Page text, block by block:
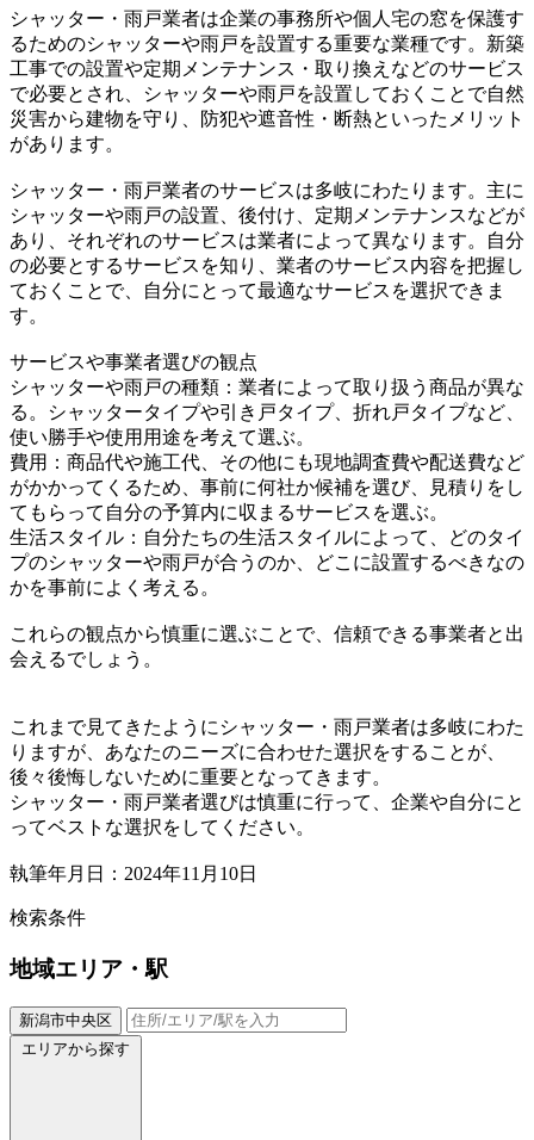
シャッター・雨戸業者は企業の事務所や個人宅の窓を保護す
るためのシャッターや雨戸を設置する重要な業種です。新築
工事での設置や定期メンテナンス・取り換えなどのサービス
で必要とされ、シャッターや雨戸を設置しておくことで自然
災害から建物を守り、防犯や遮音性・断熱といったメリット
があります。
シャッター・雨戸業者のサービスは多岐にわたります。主に
シャッターや雨戸の設置、後付け、定期メンテナンスなどが
あり、それぞれのサービスは業者によって異なります。自分
の必要とするサービスを知り、業者のサービス内容を把握し
ておくことで、自分にとって最適なサービスを選択できま
す。
サービスや事業者選びの観点
シャッターや雨戸の種類：業者によって取り扱う商品が異な
る。シャッタータイプや引き戸タイプ、折れ戸タイプなど、
使い勝手や使用用途を考えて選ぶ。
費用：商品代や施工代、その他にも現地調査費や配送費など
がかかってくるため、事前に何社か候補を選び、見積りをし
てもらって自分の予算内に収まるサービスを選ぶ。
生活スタイル：自分たちの生活スタイルによって、どのタイ
プのシャッターや雨戸が合うのか、どこに設置するべきなの
かを事前によく考える。
これらの観点から慎重に選ぶことで、信頼できる事業者と出
会えるでしょう。
これまで見てきたようにシャッター・雨戸業者は多岐にわた
りますが、あなたのニーズに合わせた選択をすることが、
後々後悔しないために重要となってきます。
シャッター・雨戸業者選びは慎重に行って、企業や自分にと
ってベストな選択をしてください。
執筆年月日：2024年11月10日
検索条件
地域エリア・駅
新潟市中央区
エリアから探す